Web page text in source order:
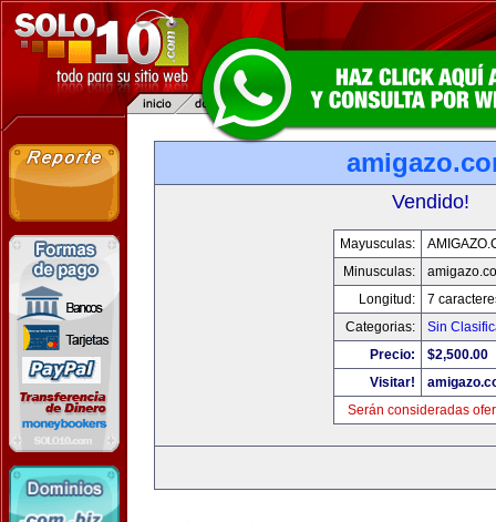
Vendido!
Mayusculas:
Minusculas:
Longitud:
7
Categorias:
Sin
Precio:
$2,500.00
Visitar!
Serán consideradas